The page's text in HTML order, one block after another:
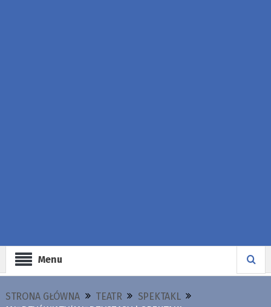
Menu
STRONA GŁÓWNA TEATR
SPEKTAKL